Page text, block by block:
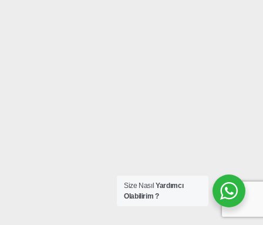
Size NasılYardımcı
Olabilirim ?